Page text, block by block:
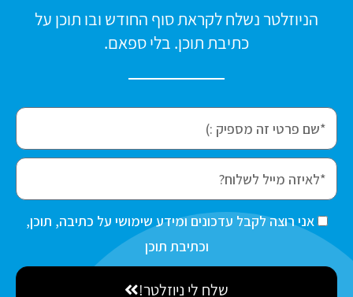
הניוזלטר נשלח לקראת סוף החודש ובו תוכן על
כתיבת תוכן. בלי ספאם.
f
i
r
s
e
m
ס
כ
אני רוצה לקבל עדכונים ומידע שימושי על כתיבה, תוכן,
וכתיבת תוכן
שלח לי ניוזלטר!